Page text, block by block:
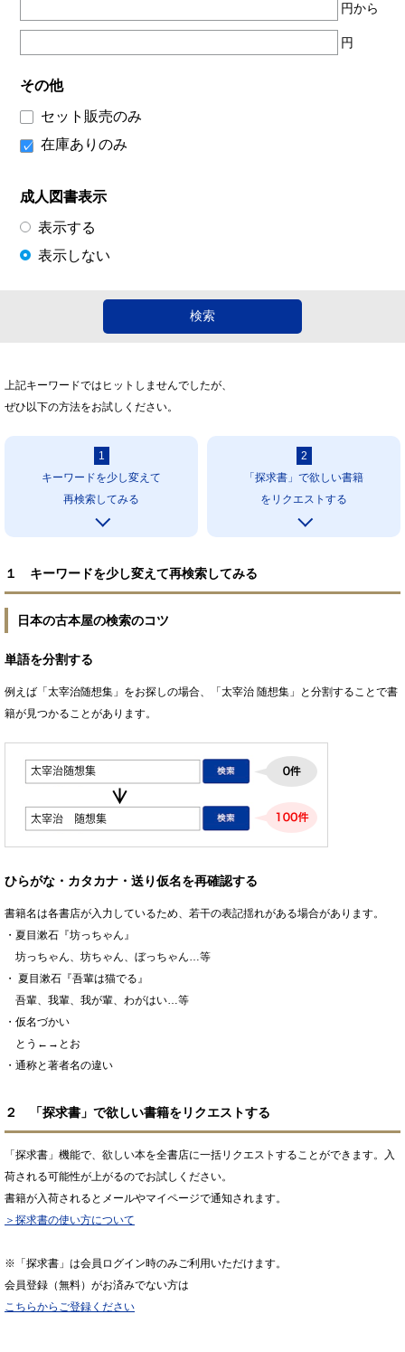
円から
円
その他
セット販売のみ
在庫ありのみ
成人図書表示
表示する
表示しない
上記キーワードではヒットしませんでしたが、
ぜひ以下の方法をお試しください。
1
キーワードを少し変えて
再検索してみる
2
「探求書」で欲しい書籍
をリクエストする
１ キーワードを少し変えて再検索してみる
日本の古本屋の検索のコツ
単語を分割する
例えば「太宰治随想集」をお探しの場合、「太宰治 随想集」と分割することで書
籍が見つかることがあります。
ひらがな・カタカナ・送り仮名を再確認する
書籍名は各書店が入力しているため、若干の表記揺れがある場合があります。
・夏目漱石『坊っちゃん』
坊っちゃん、坊ちゃん、ぼっちゃん…等
・ 夏目漱石『吾輩は猫でる』
吾輩、我輩、我が輩、わがはい…等
・仮名づかい
とう←→とお
・通称と著者名の違い
２ 「探求書」で欲しい書籍をリクエストする
「探求書」機能で、欲しい本を全書店に一括リクエストすることができます。入
荷される可能性が上がるのでお試しください。
書籍が入荷されるとメールやマイページで通知されます。
＞探求書の使い方について
※「探求書」は会員ログイン時のみご利用いただけます。
会員登録（無料）がお済みでない方は
こちらからご登録ください